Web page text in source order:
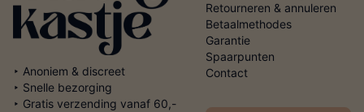
‣ Anoniem & discreet
‣ Snelle bezorging
‣ Gratis verzending vanaf 60,-
Retourneren & annuleren
Betaalmethodes
Garantie
Spaarpunten
Contact